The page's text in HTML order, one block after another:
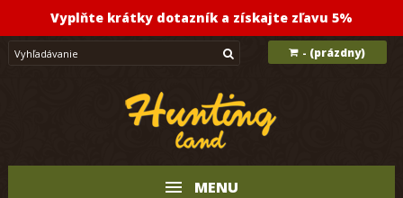
Vyplňte krátky dotazník a získajte zľavu 5%
- (prázdny)
MENU